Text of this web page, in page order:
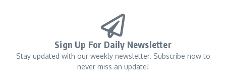
Sign Up For Daily Newsletter
Stay updated with our weekly newsletter. Subscribe now to
never miss an update!